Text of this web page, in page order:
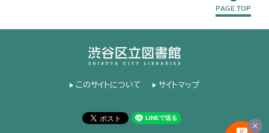
PAGE TOP
このサイトについて サイトマップ